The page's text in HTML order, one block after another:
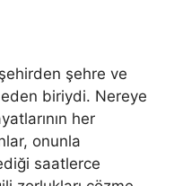
şehre ve
biriydi. Nereye
her
onunla
saatlerce